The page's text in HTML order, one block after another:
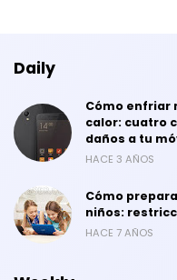
Daily
Cómo enfriar
calor: cuatro
daños a tu
HACE 3 AÑOS
Cómo
niños:
HACE 7 AÑOS